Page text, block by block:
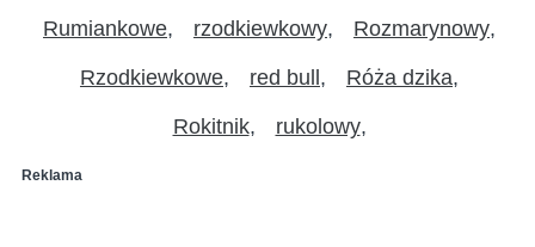
Rumiankowe rzodkiewkowy Rozmarynowy
Rzodkiewkowe red bull Róża dzika
Rokitnik rukolowy
Reklama